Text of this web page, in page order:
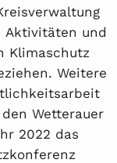
Aktivitäten und
Klimaschutz
Weitere
Wetterauer
2022 das